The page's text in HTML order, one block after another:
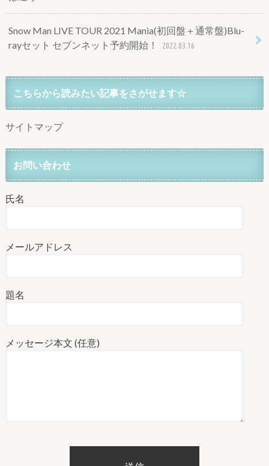
Snow Man LIVE TOUR 2021 Mania(初回盤＋通常盤)Blu-
rayセット セブンネット予約開始！
2022.03.16
こちらから読みたい記事をさがせます☆
サイトマップ
お問い合わせ
氏名
メールアドレス
題名
メッセージ本文 (任意)